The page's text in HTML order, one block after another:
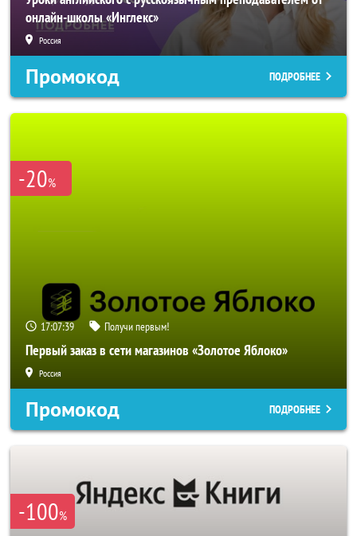
онлайн-школы «Инглекс»
Россия
Промокод ПОДРОБНЕЕ
-20%
17:07:36 Получи первым!
Первый заказ в сети магазинов «Золотое Яблоко»
Россия
Промокод ПОДРОБНЕЕ
-100%